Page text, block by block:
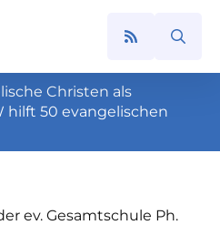
Search
Christen als
hilft 50 evangelischen
ev. Gesamtschule Ph.